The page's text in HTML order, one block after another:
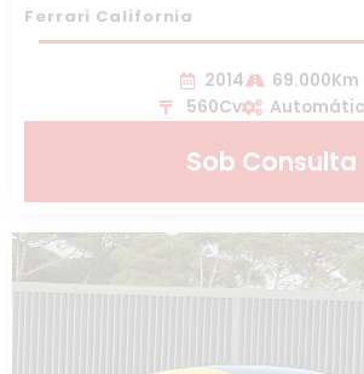
Ferrari California
2014
69.000Km
560Cv
Sob Consulta